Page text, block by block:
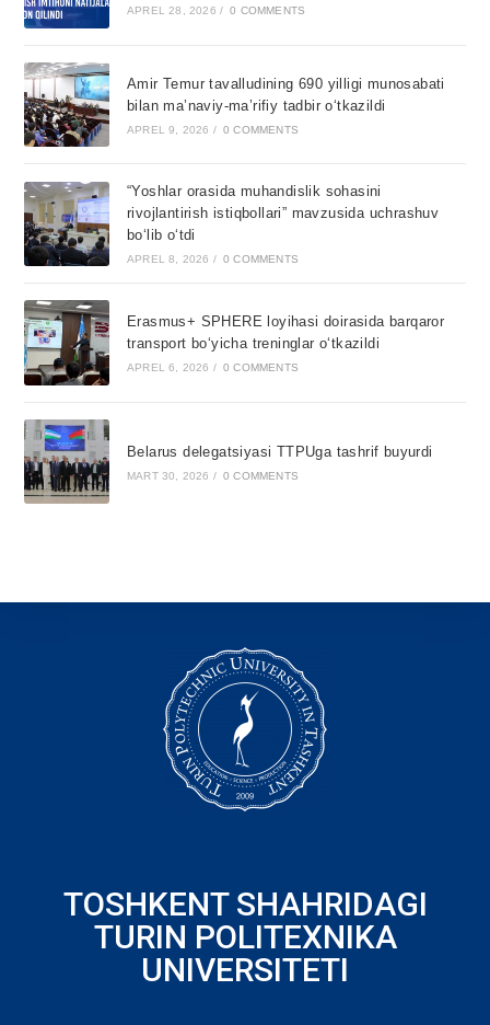
APREL 28, 2026 / 0 COMMENTS
Amir Temur tavalludining 690 yilligi munosabati
bilan ma’naviy-ma’rifiy tadbir o‘tkazildi
APREL 9, 2026 / 0 COMMENTS
“Yoshlar orasida muhandislik sohasini
rivojlantirish istiqbollari” mavzusida uchrashuv
bo‘lib o‘tdi
APREL 8, 2026 / 0 COMMENTS
Erasmus+ SPHERE loyihasi doirasida barqaror
transport bo‘yicha treninglar o‘tkazildi
APREL 6, 2026 / 0 COMMENTS
Belarus delegatsiyasi TTPUga tashrif buyurdi
MART 30, 2026 / 0 COMMENTS
TOSHKENT SHAHRIDAGI
TURIN POLITEXNIKA
UNIVERSITETI